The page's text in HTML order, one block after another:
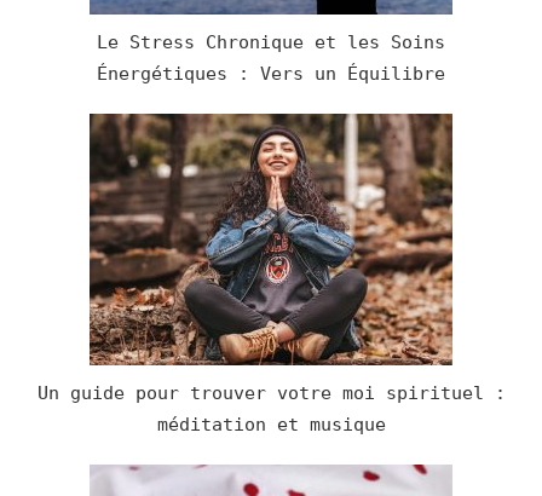
Le Stress Chronique et les Soins
Énergétiques : Vers un Équilibre
Un guide pour trouver votre moi spirituel :
méditation et musique